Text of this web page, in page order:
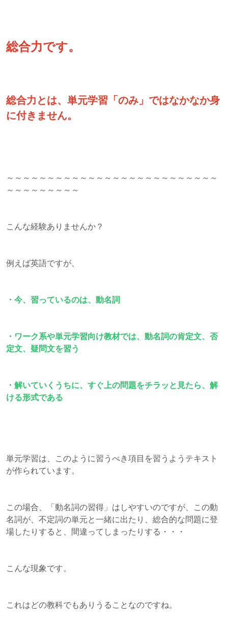
総合力です。
総合力とは、単元学習「のみ」ではなかなか身
に付きません。
～～～～～～～～～～～～～～～～～～～～～～～～～～
～～～～～～～～～
こんな経験ありませんか？
例えば英語ですが、
・今、習っているのは、動名詞
・ワーク系や単元学習向け教材では、動名詞の肯定文、否
定文、疑問文を習う
・解いていくうちに、すぐ上の問題をチラッと見たら、解
ける形式である
単元学習は、このように習うべき項目を習うようテキスト
が作られています。
この場合、「動名詞の習得」はしやすいのですが、この動
名詞が、不定詞の単元と一緒に出たり、総合的な問題に登
場したりすると、間違ってしまったりする・・・
こんな現象です。
これはどの教科でもありうることなのですね。